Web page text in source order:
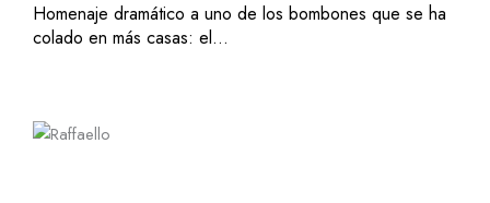
Homenaje dramático a uno de los bombones que se ha
colado en más casas: el…